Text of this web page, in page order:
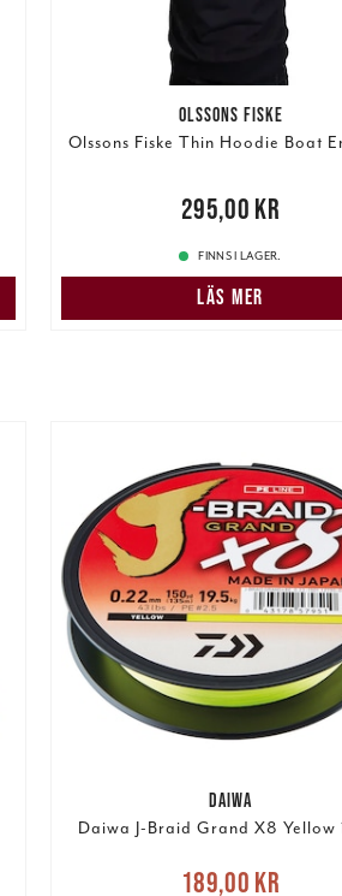
OLSSONS FISKE
Olssons Fiske Thin Hoodie Boat
295,00 kr295,00 kr
FINNS I LAGER.
LÄS MER
DAIWA
Daiwa J-Braid Grand X8 Yellow
Nuvarande pris
189,00 kr